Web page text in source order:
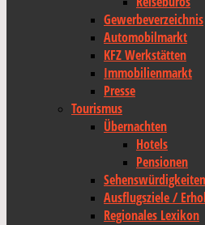
Gewerbeverzeichnis
Automobilmarkt
KFZ Werkstätten
Immobilienmarkt
Presse
Tourismus
Übernachten
Hotels
Pensionen
Sehenswürdigkeiten
Ausflugsziele /
Regionales Lexikon